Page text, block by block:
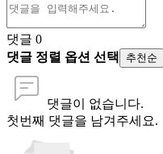
댓글 0
댓글 정렬 옵션 선택
추천순
댓글이 없습니다.
첫번째 댓글을 남겨주세요.